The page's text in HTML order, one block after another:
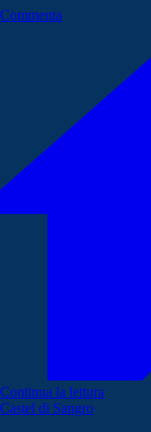
Commenta
Continua la lettura
Castel di Sangro